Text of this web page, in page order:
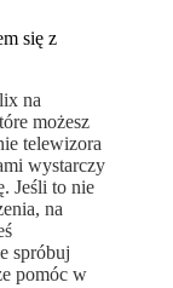
się z
na
możesz
telewizora
wystarczy
Jeśli to nie
na
spróbuj
pomóc w